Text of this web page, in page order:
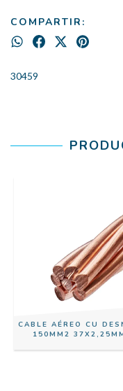
COMPARTIR:
30459
CABLE AÉREO CU
150MM2